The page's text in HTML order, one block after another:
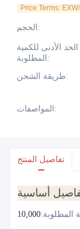
Price Terms:
الحجم :
الحد الأدنى للكمية
المطلوبة :
طريقة الشحن:
المواصفات :
تفاصيل المنتج
أساسية
المطلوبة: